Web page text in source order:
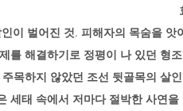
이 벌어진 것. 피해자의 목숨을
해결하기로 정평이 나 있던 형
하지 않았던 조선 뒷골목의 살
태 속에서 저마다 절박한 사연